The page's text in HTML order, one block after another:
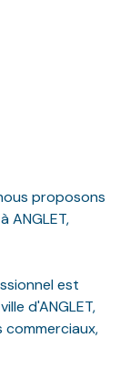
proposons
ANGLET,
est
d'ANGLET,